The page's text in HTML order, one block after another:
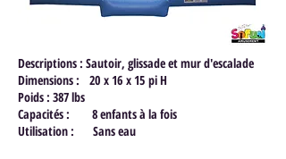
Descriptions : Sautoir, glissade et mur d'escalade
Dimensions : 20 x 16 x 15 pi H
Poids : 387 lbs
Capacités : 8 enfants à la fois
Utilisation : Sans eau